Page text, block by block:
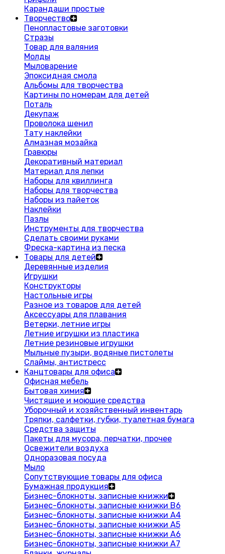
Карандаши простые
Творчество
Пенопластовые заготовки
Стразы
Товар для валяния
Молды
Мыловарение
Эпоксидная смола
Альбомы для творчества
Картины по номерам для детей
Поталь
Декупаж
Проволока шенил
Тату наклейки
Алмазная мозайка
Гравюры
Декоративный материал
Материал для лепки
Наборы для квиллинга
Наборы для творчества
Наборы из пайеток
Наклейки
Пазлы
Инструменты для творчества
Сделать своими руками
Фреска-картина из песка
Товары для детей
Деревянные изделия
Игрушки
Конструкторы
Настольные игры
Разное из товаров для детей
Аксессуары для плавания
Ветерки, летние игры
Летние игрушки из пластика
Летние резиновые игрушки
Мыльные пузыри, водяные пистолеты
Слаймы, антистресс
Канцтовары для офиса
Офисная мебель
Бытовая химия
Чистящие и моющие средства
Уборочный и хозяйственный инвентарь
Тряпки, салфетки, губки, туалетная бумага
Средства защиты
Пакеты для мусора, перчатки, прочее
Освежители воздуха
Одноразовая посуда
Мыло
Сопутствующие товары для офиса
Бумажная продукция
Бизнес-блокноты, записные книжки
Бизнес-блокноты, записные книжки В6
Бизнес-блокноты, записные книжки A4
Бизнес-блокноты, записные книжки А5
Бизнес-блокноты, записные книжки А6
Бизнес-блокноты, записные книжки А7